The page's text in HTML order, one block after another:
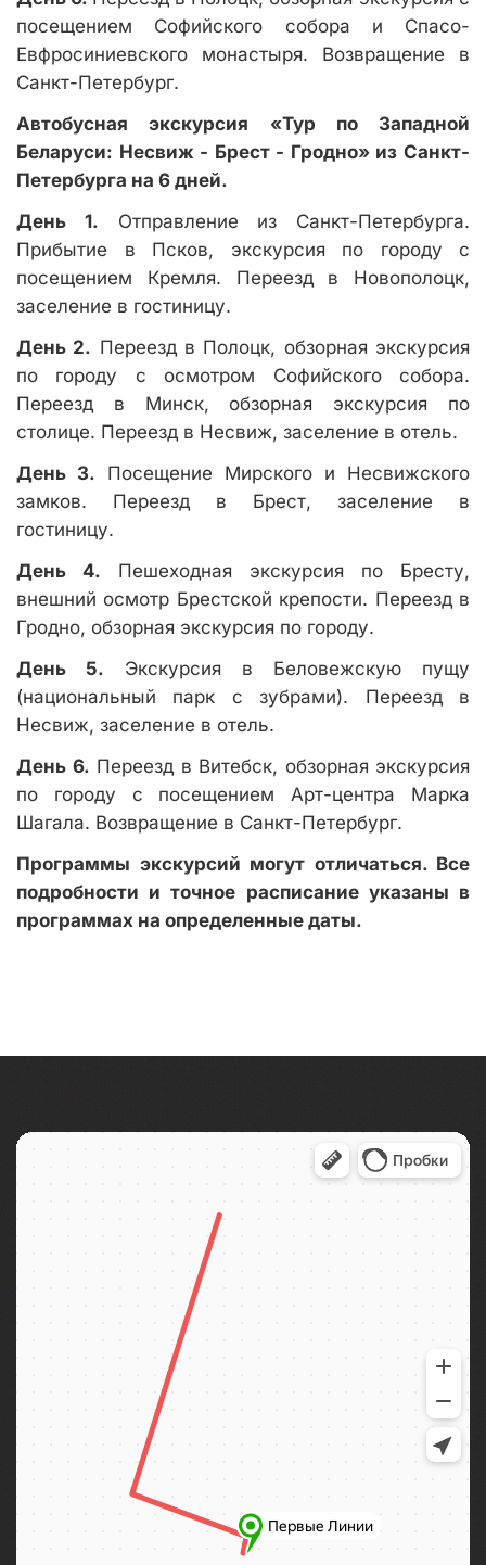
посещением Софийского собора и Спасо-
Евфросиниевского монастыря. Возвращение в
Санкт-Петербург.
Автобусная экскурсия «Тур по Западной
Беларуси: Несвиж - Брест - Гродно» из Санкт-
Петербурга на 6 дней.
День 1. Отправление из Санкт-Петербурга.
Прибытие в Псков, экскурсия по городу с
посещением Кремля. Переезд в Новополоцк,
заселение в гостиницу.
День 2. Переезд в Полоцк, обзорная экскурсия
по городу с осмотром Софийского собора.
Переезд в Минск, обзорная экскурсия по
столице. Переезд в Несвиж, заселение в отель.
День 3. Посещение Мирского и Несвижского
замков. Переезд в Брест, заселение в
гостиницу.
День 4. Пешеходная экскурсия по Бресту,
внешний осмотр Брестской крепости. Переезд в
Гродно, обзорная экскурсия по городу.
День 5. Экскурсия в Беловежскую пущу
(национальный парк с зубрами). Переезд в
Несвиж, заселение в отель.
День 6. Переезд в Витебск, обзорная экскурсия
по городу с посещением Арт-центра Марка
Шагала. Возвращение в Санкт-Петербург.
Программы экскурсий могут отличаться. Все
подробности и точное расписание указаны в
программах на определенные даты.